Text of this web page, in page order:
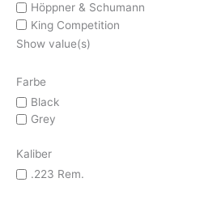
Höppner & Schumann
King Competition
Show value(s)
Farbe
Black
Grey
Kaliber
.223 Rem.